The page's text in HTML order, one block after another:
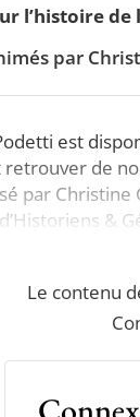
l’histoire de
par
est
de
par Christine
&
Le contenu